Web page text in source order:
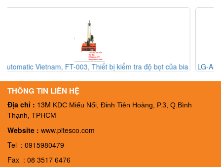
bia
LG-Automatic Vietnam, BI-001, Thiết bị kiểm tra chất lượng
THÔNG TIN LIÊN HỆ
Địa chỉ : 13M KDC Miếu Nổi, Đinh Tiên Hoàng, P.3, Q.Bình
Thạnh, TPHCM
Website : www.pitesco.com
Tel : 0915980479
Fax : 08 3517 6476